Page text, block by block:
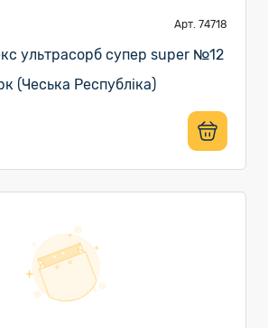
Арт. 74718
ультрасорб супер super №12
(Чеська Республіка)